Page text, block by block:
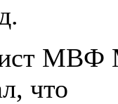
МВФ
что